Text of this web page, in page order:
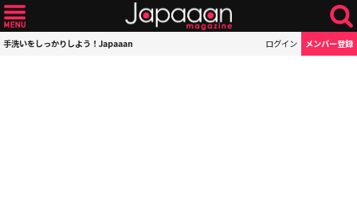
手洗いをしっかりしよう！Japaaan ログイン メンバー登録